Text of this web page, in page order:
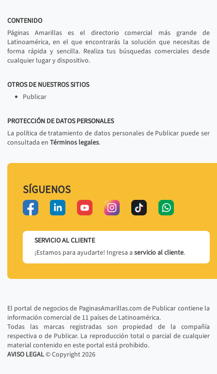
CONTENIDO
Páginas Amarillas es el directorio comercial más grande de
Latinoamérica, en el que encontrarás la solución que necesitas de
forma rápida y sencilla. Realiza tus búsquedas comerciales desde
cualquier lugar y dispositivo.
OTROS DE NUESTROS SITIOS
Publicar
PROTECCIÓN DE DATOS PERSONALES
La política de tratamiento de datos personales de Publicar puede ser
consultada en Términos legales.
SÍGUENOS
SERVICIO AL CLIENTE
¡Estamos para ayudarte! Ingresa a servicio al cliente.
El portal de negocios de PaginasAmarillas.com de Publicar contiene la
información comercial de 11 países de Latinoamérica.
Todas las marcas registradas son propiedad de la compañía
respectiva o de Publicar. La reproducción total o parcial de cualquier
material contenido en este portal está prohibido.
AVISO LEGAL© Copyright2026